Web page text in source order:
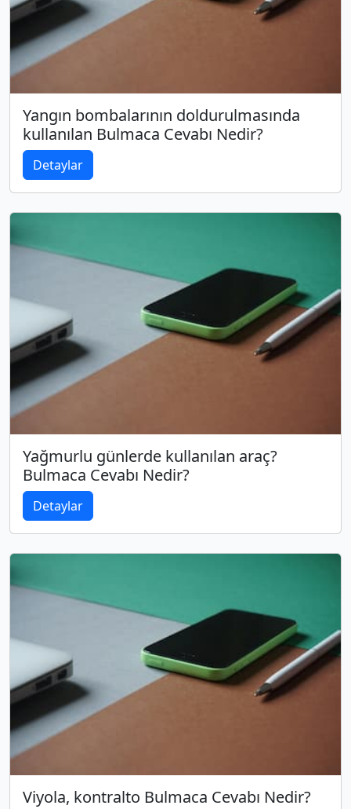
Yangın bombalarının doldurulmasında
kullanılan Bulmaca Cevabı Nedir?
Detaylar
Yağmurlu günlerde kullanılan araç?
Bulmaca Cevabı Nedir?
Detaylar
Viyola, kontralto Bulmaca Cevabı Nedir?